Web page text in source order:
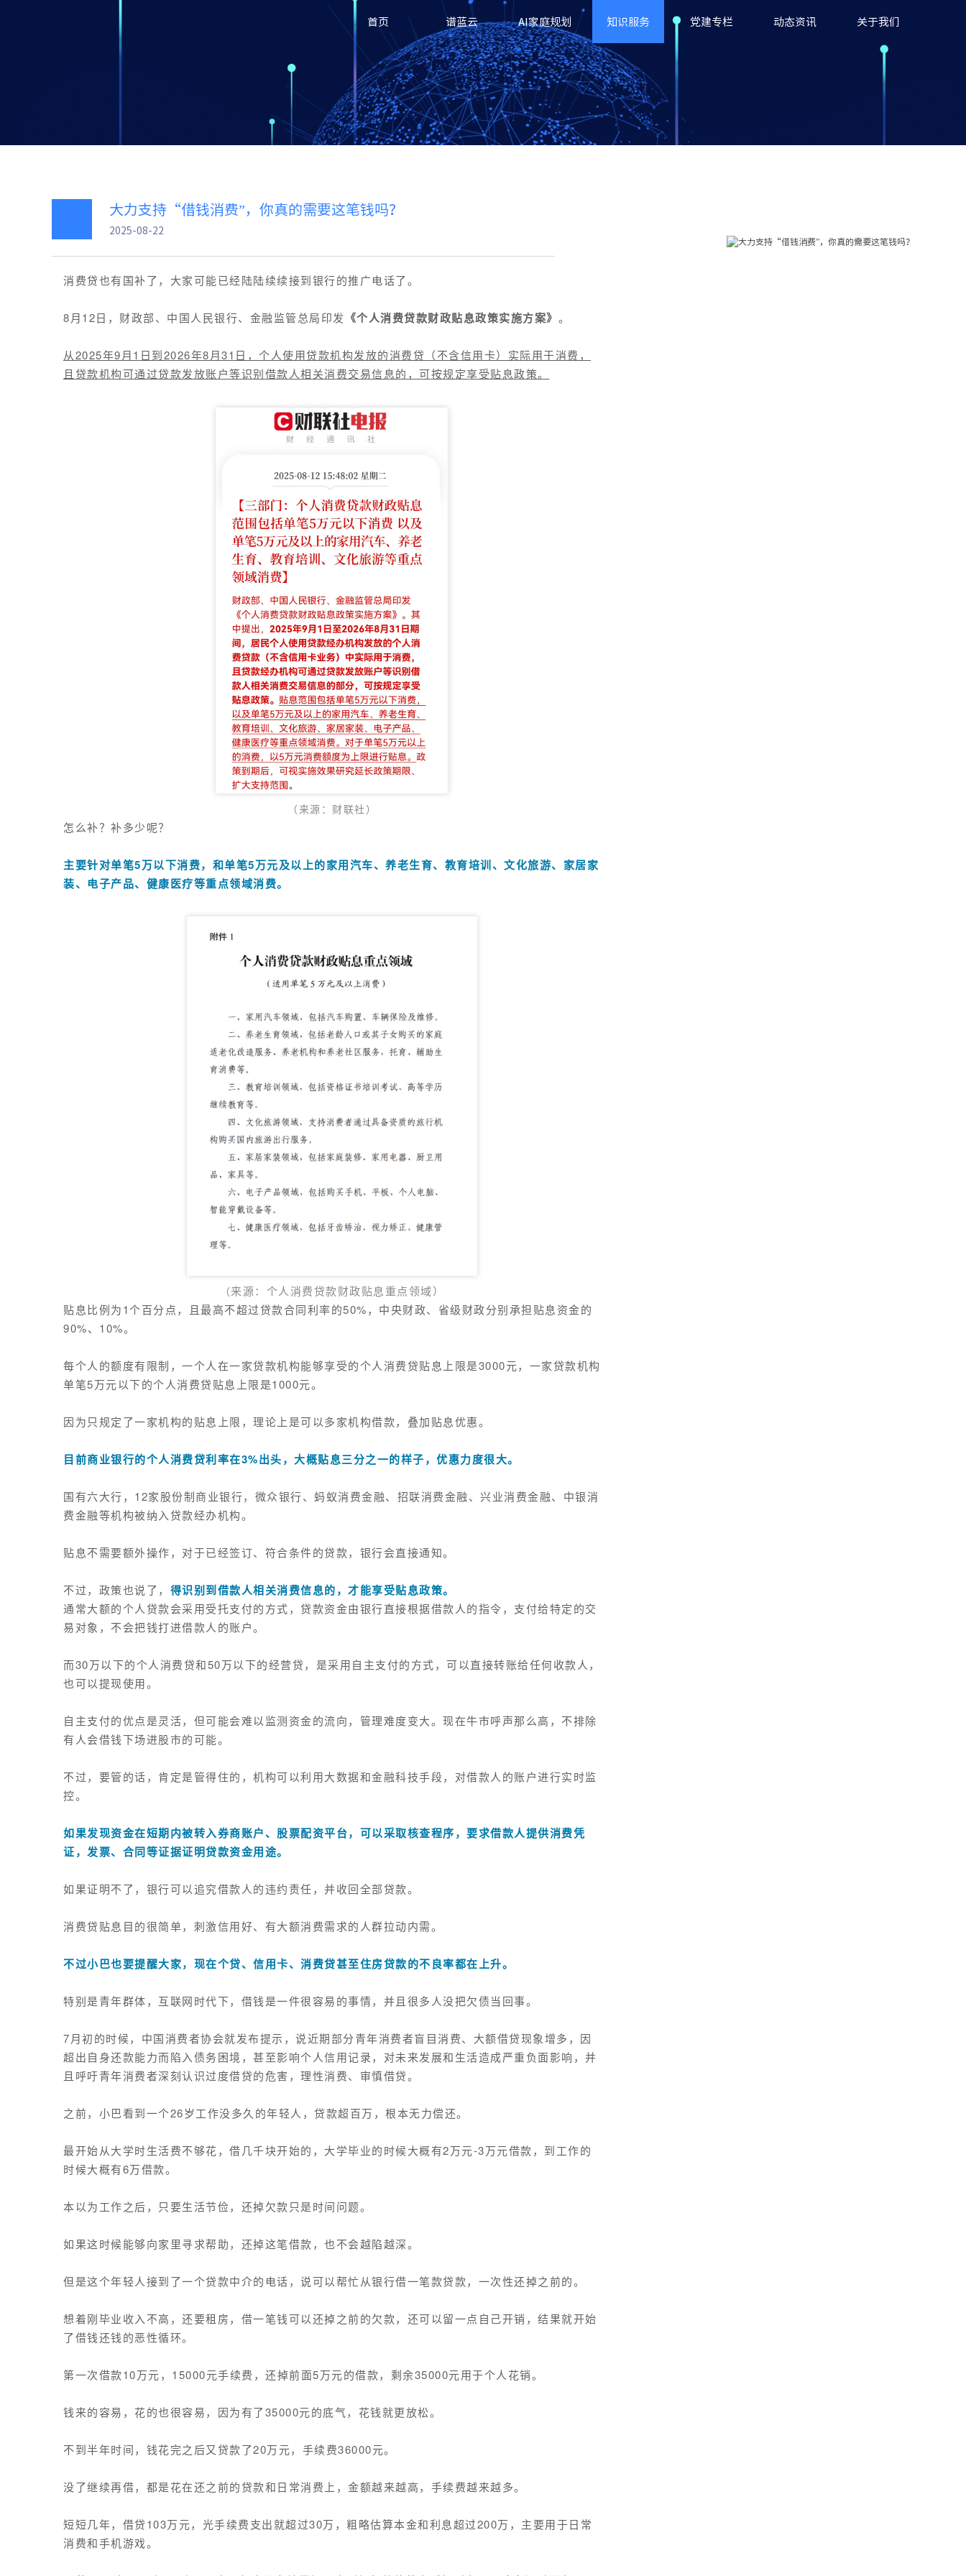
首页 谱蓝云 AI家庭规划 知识服务 党建专栏 动态资讯 关于我们
大力支持“借钱消费”，你真的需要这笔钱吗？
2025-08-22
消费贷也有国补了，大家可能已经陆陆续续接到银行的推广电话了。
8月12日，财政部、中国人民银行、金融监管总局印发 《个人消费贷款财政贴息政策实施方案》 。
从2025年9月1日到2026年8月31日， 个人使用贷款机构发放的消费贷 （不含信用卡）实际用于消费，
且贷款机构可通过贷款发放账户等识别借款人相关消费交易信息的，可按规定享受贴息政策。
（来源：财联社）
怎么补？补多少呢？
主要针对单笔5万以下消费，和单笔5万元及以上的家用汽车、养老生育、教育培训、文化旅游、家居家
装、电子产品、健康医疗等重点领域消费。
（来源： 个人消费贷款财政贴息重点领域）
贴息比例为1个百分点，且最高不超过贷款合同利率的50%，中央财政、省级财政分别承担贴息资金的
90%、10%。
每个人的额度有限制，一个人在一家贷款机构能够享受的个人消费贷贴息上限是3000元，一家贷款机构
单笔5万元以下的个人消费贷贴息上限是1000元。
因为只规定了一家机构的贴息上限，理论上是可以多家机构借款，叠加贴息优惠。
目前商业银行的个人消费贷利率在3%出头，大概贴息三分之一的样子，优惠力度很大。
国有六大行，12家股份制商业银行，微众银行、蚂蚁消费金融、 招联消费金融、兴业消费金融、中银消
费金融等机构被纳入贷款经办机构。
贴息不需要额外操作，对于已经签订、符合条件的贷款，银行会直接通知。
不过，政策也说了， 得识别到借款人相关消费信息的，才能享受贴息政策。
通常大额的个人贷款会采用受托支付的方式，贷款资金由银行直接根据借款人的指令，支付给特定的交
易对象，不会把钱打进借款人的账户。
而30万以下的个人消费贷和50万以下的经营贷，是采用自主支付的方式，可以直接转账给任何收款人，
也可以提现使用。
自主支付的优点是灵活，但可能会难以监测资金的流向，管理难度变大。现在牛市呼声那么高，不排除
有人会借钱下场进股市的可能。
不过，要管的话，肯定是管得住的，机构可以利用大数据和金融科技手段，对借款人的账户进行实时监
控。
如果发现资金在短期内被转入券商账户、股票配资平台，可以采取核查程序，要求借款人提供消费凭
证，发票、合同等证据证明贷款资金用途。
如果证明不了，银行可以追究借款人的违约责任，并收回全部贷款。
消费贷贴息目的很简单，刺激信用好、有大额消费需求的人群拉动内需。
不过小巴也要提醒大家，现在个贷、信用卡、消费贷甚至住房贷款的不良率都在上升。
特别是青年群体，互联网时代下，借钱是一件很容易的事情，并且很多人没把欠债当回事。
7月初的时候，中国消费者协会就发布提示，说近期部分青年消费者盲目消费、大额借贷现象增多，因
超出自身还款能力而陷入债务困境，甚至影响个人信用记录，对未来发展和生活造成严重负面影响，并
且呼吁青年消费者深刻认识过度借贷的危害，理性消费、审慎借贷。
之前，小巴看到一个26岁工作没多久的年轻人，贷款超百万，根本无力偿还。
最开始从大学时生活费不够花，借几千块开始的，大学毕业的时候大概有2万元-3万元借款，到工作的
时候大概有6万借款。
本以为工作之后，只要生活节俭，还掉欠款只是时间问题。
如果这时候能够向家里寻求帮助，还掉这笔借款，也不会越陷越深。
但是这个年轻人接到了一个贷款中介的电话，说可以帮忙从银行借一笔款贷款，一次性还掉之前的。
想着刚毕业收入不高，还要租房，借一笔钱可以还掉之前的欠款，还可以留一点自己开销，结果就开始
了借钱还钱的恶性循环。
第一次借款10万元，15000元手续费，还掉前面5万元的借款，剩余35000元用于个人花销。
钱来的容易，花的也很容易，因为有了35000元的底气，花钱就更放松。
不到半年时间，钱花完之后又贷款了20万元，手续费36000元。
没了继续再借，都是花在还之前的贷款和日常消费上，金额越来越高，手续费越来越多。
短短几年，借贷103万元，光手续费支出就超过30万，粗略估算本金和利息超过200万，主要用于日常
消费和手机游戏。